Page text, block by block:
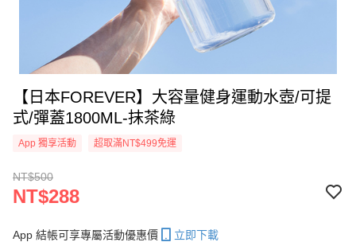
【日本FOREVER】大容量健身運動水壺/可提
式/彈蓋1800ML-抹茶綠
App 獨享活動 超取滿NT$499免運
NT$500
NT$288
App 結帳可享專屬活動優惠價 立即下載